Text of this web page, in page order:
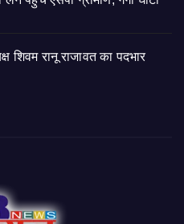
शिवम रानू राजावत का पदभार